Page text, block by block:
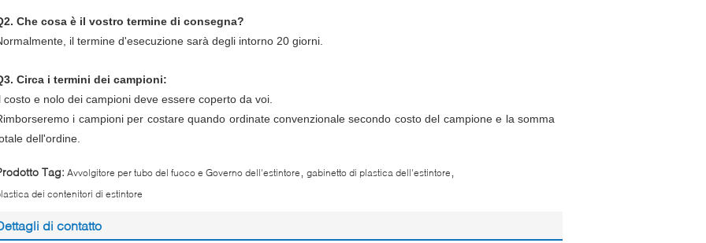
Che cosa è il vostro termine di consegna?
il termine d'esecuzione sarà degli intorno 20 giorni.
Circa i termini dei campioni:
costo e nolo dei campioni deve essere coperto da voi.
i campioni per costare quando ordinate convenzionale secondo costo del campione e la somma
dell'ordine.
Tag: Avvolgitore per tubo del fuoco e Governo dell'estintore gabinetto di plastica dell'estintore
dei contenitori di estintore
di contatto